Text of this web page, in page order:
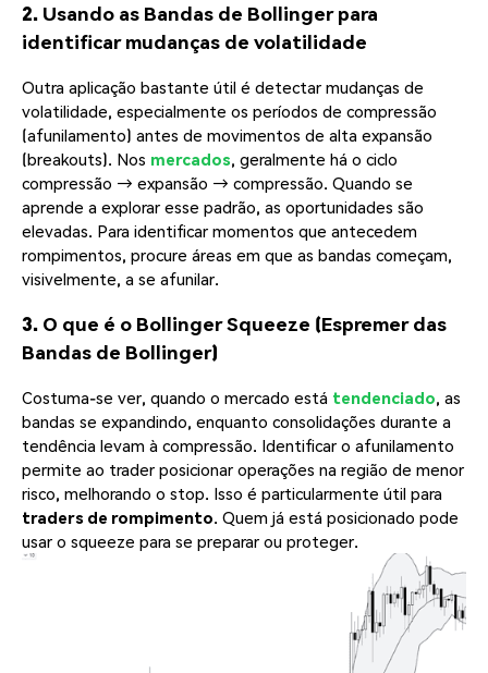
2. Usando as Bandas de Bollinger para
identificar mudanças de volatilidade
Outra aplicação bastante útil é detectar mudanças de
volatilidade, especialmente os períodos de compressão
(afunilamento) antes de movimentos de alta expansão
(breakouts). Nos mercados, geralmente há o ciclo
compressão → expansão → compressão. Quando se
aprende a explorar esse padrão, as oportunidades são
elevadas. Para identificar momentos que antecedem
rompimentos, procure áreas em que as bandas começam,
visivelmente, a se afunilar.
3. O que é o Bollinger Squeeze (Espremer das
Bandas de Bollinger)
Costuma-se ver, quando o mercado está tendenciado, as
bandas se expandindo, enquanto consolidações durante a
tendência levam à compressão. Identificar o afunilamento
permite ao trader posicionar operações na região de menor
risco, melhorando o stop. Isso é particularmente útil para
traders de rompimento. Quem já está posicionado pode
usar o squeeze para se preparar ou proteger.